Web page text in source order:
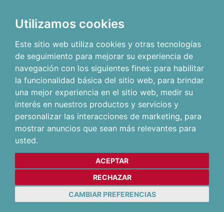
Utilizamos cookies
Este sitio web utiliza cookies y otras tecnologías
de seguimiento para mejorar su experiencia de
navegación con los siguientes fines: para habilitar
la funcionalidad básica del sitio web, para brindar
una mejor experiencia en el sitio web, medir su
interés en nuestros productos y servicios y
personalizar las interacciones de marketing, para
mostrar anuncios que sean más relevantes para
usted.
ACEPTAR
RECHAZAR
CAMBIAR PREFERENCIAS